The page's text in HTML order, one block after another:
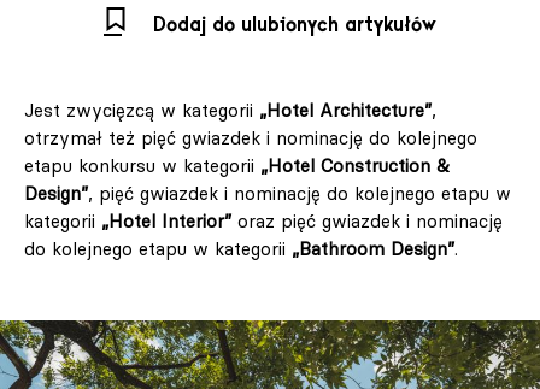
Dodaj do ulubionych artykułów
Jest zwycięzcą w kategorii „Hotel Architecture”,
otrzymał też pięć gwiazdek i nominację do kolejnego
etapu konkursu w kategorii „Hotel Construction &
Design”, pięć gwiazdek i nominację do kolejnego etapu w
kategorii „Hotel Interior” oraz pięć gwiazdek i nominację
do kolejnego etapu w kategorii „Bathroom Design”.